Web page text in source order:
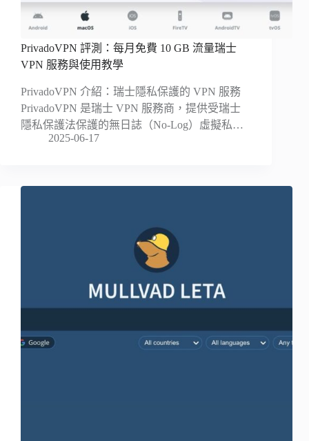
PrivadoVPN 評測：每月免費 10 GB 流量瑞士
VPN 服務與使用教學
PrivadoVPN 介紹：瑞士隱私保護的 VPN 服務
PrivadoVPN 是瑞士 VPN 服務商，提供受瑞士
隱私保護法保護的無日誌（No-Log）虛擬私…
2025-06-17